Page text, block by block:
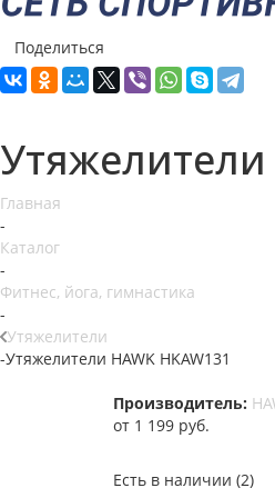
Поделиться
Утяжелители
Главная
-
Каталог
-
Фитнес, йога, гимнастика
-
Утяжелители
-Утяжелители HAWK HKAW131
Производитель:
от 1 199 руб.
Есть в наличии (2)